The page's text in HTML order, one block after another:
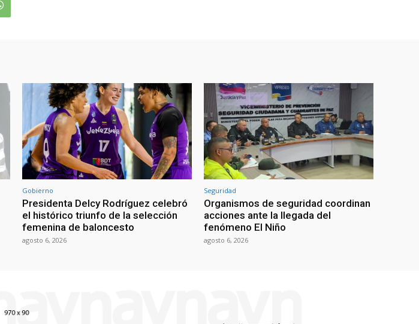
Gobierno
Presidenta Delcy Rodríguez celebró
el histórico triunfo de la selección
femenina de baloncesto
agosto 6, 2026
Seguridad
Organismos de seguridad coordinan
acciones ante la llegada del
fenómeno El Niño
agosto 6, 2026